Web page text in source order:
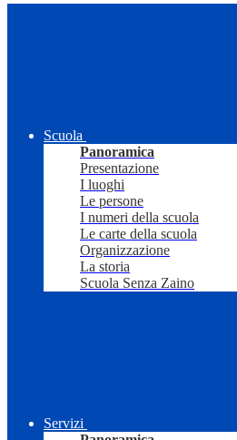
Scuola
Panoramica
Presentazione
I luoghi
Le persone
I numeri della scuola
Le carte della scuola
Organizzazione
La storia
Scuola Senza Zaino
Servizi